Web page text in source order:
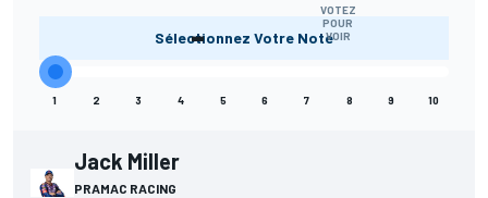
-
VOTEZ
POUR
VOIR
Sélectionnez Votre Note
1 2 3 4 5 6 7 8 9 10
Jack Miller
PRAMAC RACING